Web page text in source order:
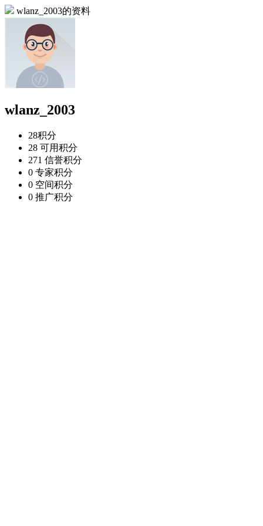
wlanz_2003的资料
wlanz_2003
28积分
28 可用积分
271 信誉积分
0 专家积分
0 空间积分
0 推广积分